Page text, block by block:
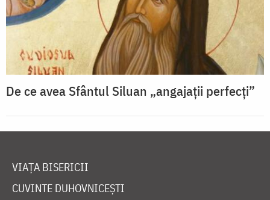
De ce avea Sfântul Siluan „angajații perfecți”
VIAȚA BISERICII
CUVINTE DUHOVNICEȘTI